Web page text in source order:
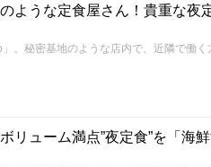
ような定食屋さん！貴重な夜
。秘密基地のような店内で、近隣で働く
リューム満点”夜定食”を「海